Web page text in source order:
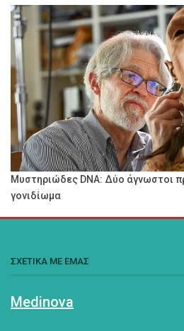
Μυστηριώδες DNA: Δύο άγνωστοι
γονιδίωμα
ΣΧΕΤΙΚΑ ΜΕ ΕΜΑΣ
Medinova